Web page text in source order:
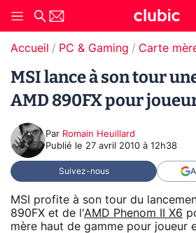
Accueil PC & Gaming Carte
MSI lance à son tour
AMD 890FX pour
Par Romain Heuillard
Publié le 27 avril 2010 à 12h38
Suivez-nous
MSI profite à son tour du
890FX et de l'AMD Phenom II X6
mère haut de gamme pour joueur